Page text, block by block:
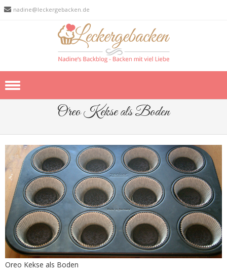
nadine@leckergebacken.de
Oreo Kekse als Boden
Oreo Kekse als Boden